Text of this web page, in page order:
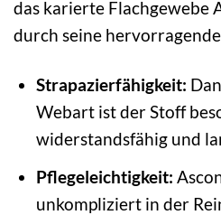
das karierte Flachgewebe
durch seine
Strapazierfähigkeit:
Webart ist der Stoff
widerstandsfähig und
Pflegeleichtigkeit:
unkompliziert in der